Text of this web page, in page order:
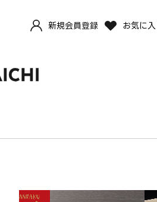
新規会員登録 お気に